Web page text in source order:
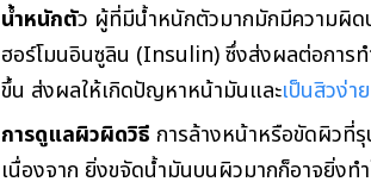
น้ำหนักตัว ผู้ที่มีน้ำหนักตัวมากมักมีความผิด
ฮอร์โมนอินซูลิน (Insulin) ซึ่งส่งผลต่อการ
ขึ้น ส่งผลให้เกิดปัญหาหน้ามันและเป็นสิวง่าย
การดูแลผิวผิดวิธี การล้างหน้าหรือขัดผิวที่
เนื่องจาก ยิ่งขจัดน้ำมันบนผิวมากก็อาจยิ่ง